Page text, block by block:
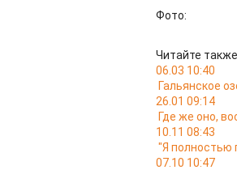
Фото:
Читайте также
06.03 10:40
Гальянское
26.01 09:14
Где же оно,
10.11 08:43
"Я полностью
07.10 10:47